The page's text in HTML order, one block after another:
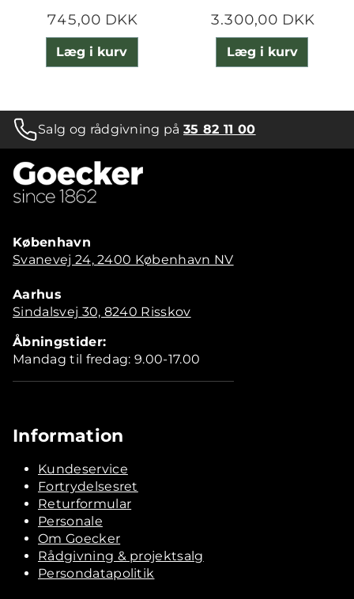
745,00 DKK
Læg i kurv
3.300,00 DKK
Læg i kurv
Salg og rådgivning på35 82 11 00
København
Svanevej 24, 2400 København NV
Aarhus
Sindalsvej 30, 8240 Risskov
Åbningstider:
Mandag til fredag: 9.00-17.00
Information
Kundeservice
Fortrydelsesret
Returformular
Personale
Om Goecker
Rådgivning & projektsalg
Persondatapolitik